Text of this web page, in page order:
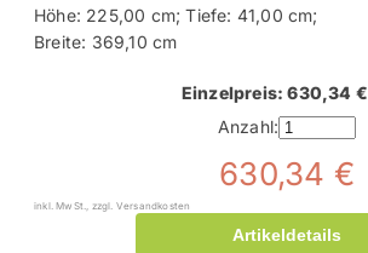
Höhe: 225,00 cm; Tiefe: 41,00 cm;
Breite: 369,10 cm
Einzelpreis: 630,34 €
Anzahl:
630,34 €
inkl. MwSt., zzgl. Versandkosten
Artikeldetails